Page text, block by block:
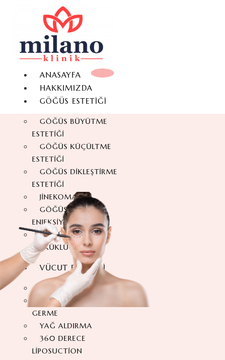
ANASAYFA
HAKKIMIZDA
GÖĞÜS ESTETIĞI
GÖĞÜS BÜYÜTME
ESTETIĞI
GÖĞÜS KÜÇÜLTME
ESTETIĞI
GÖĞÜS DIKLEŞTIRME
ESTETIĞI
JINEKOMASTI
GÖĞÜS YAĞ
ENJEKSIYONU
GÖĞÜS BAŞI
ÇÖKÜKLÜĞÜ
VÜCUT ESTETIĞI
KARIN GERME ESTETIĞI
360 DERECE KARIN
GERME
YAĞ ALDIRMA
360 DERECE
LIPOSUCTION